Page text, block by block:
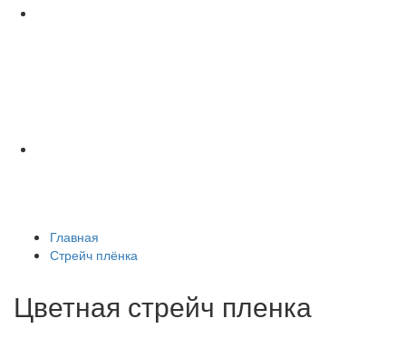
Главная
Стрейч плёнка
Цветная стрейч пленка